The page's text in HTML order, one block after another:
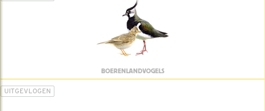
BOERENLANDVOGELS
UITGEVLOGEN